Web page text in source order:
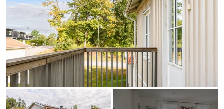
Stadgar 2025